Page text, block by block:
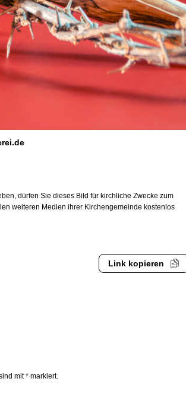
dürfen Sie dieses Bild für kirchliche Zwecke zum
weiteren Medien ihrer Kirchengemeinde kostenlos
Link kopieren
mit * markiert.